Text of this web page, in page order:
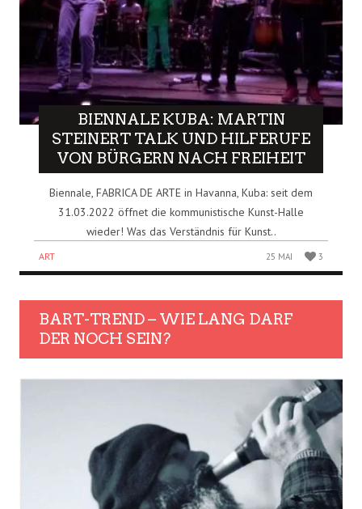
BIENNALE KUBA: MARTIN
STEINERT TALK UND HILFERUFE
VON BÜRGERN NACH FREIHEIT
Biennale, FABRICA DE ARTE in Havanna, Kuba: seit dem
31.03.2022 öffnet die kommunistische Kunst-Halle
wieder! Was das Verständnis für Kunst..
ART 25 MAI 3
BART-TREND – WIE LANG DARF
DER NOCH SEIN?